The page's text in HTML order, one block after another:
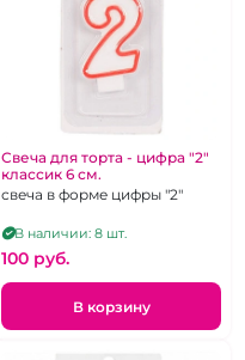
Свеча для торта - цифра "2"
классик 6 см.
свеча в форме цифры "2"
В наличии: 8 шт.
100 pуб.
В корзину